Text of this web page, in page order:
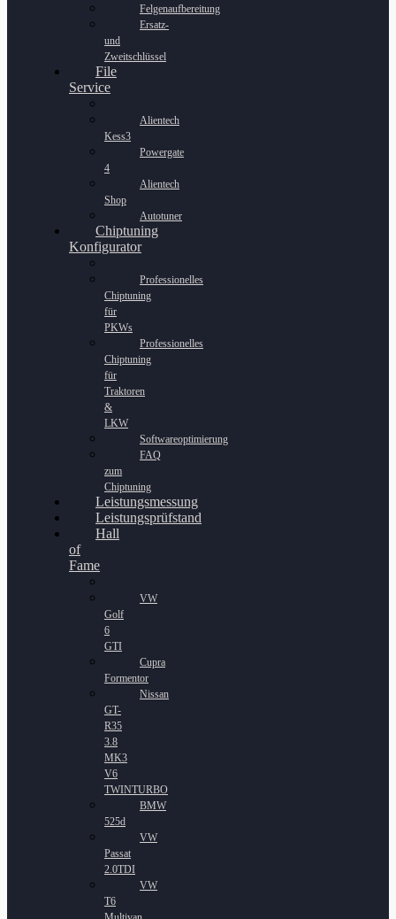
Felgenaufbereitung
Ersatz-
und
Zweitschlüssel
File
Service
Alientech
Kess3
Powergate
4
Alientech
Shop
Autotuner
Chiptuning
Konfigurator
Professionelles
Chiptuning
für
PKWs
Professionelles
Chiptuning
für
Traktoren
&
LKW
Softwareoptimierung
FAQ
zum
Chiptuning
Leistungsmessung
Leistungsprüfstand
Hall
of
Fame
VW
Golf
6
GTI
Cupra
Formentor
Nissan
GT-
R35
3.8
MK3
V6
TWINTURBO
BMW
525d
VW
Passat
2.0TDI
VW
T6